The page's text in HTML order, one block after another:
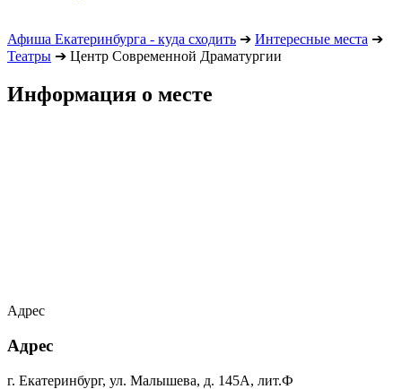
Афиша Екатеринбурга - куда сходить ➔ Интересные места ➔
Театры ➔ Центр Современной Драматургии
Информация о месте
Адрес
Адрес
г. Екатеринбург, ул. Малышева, д. 145А, лит.Ф